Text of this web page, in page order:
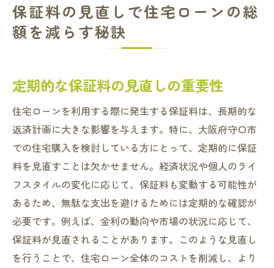
保証料の見直しで住宅ローンの総
額を減らす秘訣
定期的な保証料の見直しの重要性
住宅ローンを利用する際に発生する保証料は、長期的な
返済計画に大きな影響を与えます。特に、大阪府守口市
での住宅購入を検討している方にとって、定期的に保証
料を見直すことは欠かせません。経済状況や個人のライ
フスタイルの変化に応じて、保証料も変動する可能性が
あるため、無駄な支出を避けるためには定期的な確認が
必要です。例えば、金利の動向や市場の状況に応じて、
保証料が見直されることがあります。このような見直し
を行うことで、住宅ローン全体のコストを削減し、より